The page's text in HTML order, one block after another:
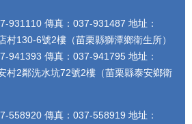
931110 傳真：037-931487 地址：
村130-6號2樓（苗栗縣獅潭鄉衛生所）
941393 傳真：037-941795 地址：
村2鄰洗水坑72號2樓（苗栗縣泰安鄉衛
558920 傳真：037-558919 地址：